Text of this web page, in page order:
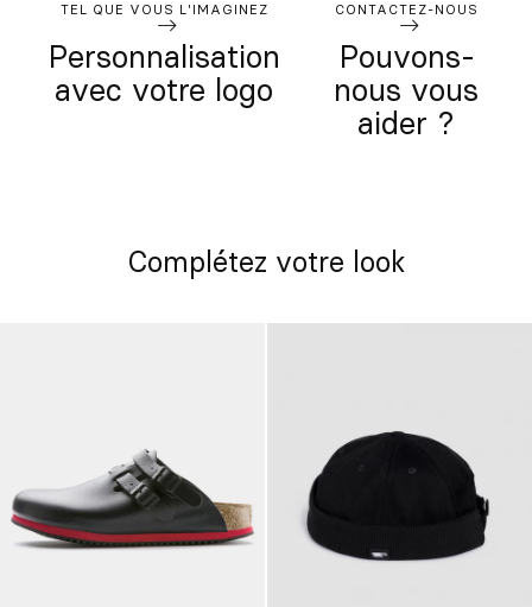
TEL QUE VOUS L'IMAGINEZ
Personnalisation
avec votre logo
CONTACTEZ-NOUS
Pouvons-
nous vous
aider ?
Complétez votre look